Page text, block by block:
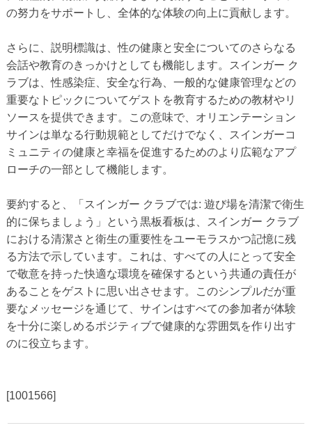
の努力をサポートし、全体的な体験の向上に貢献します。
さらに、説明標識は、性の健康と安全についてのさらなる
会話や教育のきっかけとしても機能します。スインガー ク
ラブは、性感染症、安全な行為、一般的な健康管理などの
重要なトピックについてゲストを教育するための教材やリ
ソースを提供できます。この意味で、オリエンテーション
サインは単なる行動規範としてだけでなく、スインガーコ
ミュニティの健康と幸福を促進するためのより広範なアプ
ローチの一部として機能します。
要約すると、「スインガー クラブでは: 遊び場を清潔で衛生
的に保ちましょう」という黒板看板は、スインガー クラブ
における清潔さと衛生の重要性をユーモラスかつ記憶に残
る方法で示しています。これは、すべての人にとって安全
で敬意を持った快適な環境を確保するという共通の責任が
あることをゲストに思い出させます。このシンプルだが重
要なメッセージを通じて、サインはすべての参加者が体験
を十分に楽しめるポジティブで健康的な雰囲気を作り出す
のに役立ちます。
[1001566]